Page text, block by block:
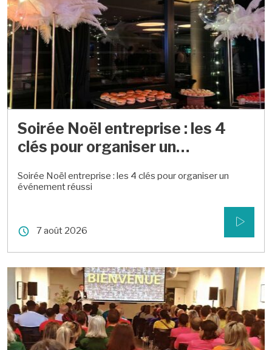
Soirée Noël entreprise : les 4
clés pour organiser un
Soirée Noël entreprise : les 4 clés pour organiser un
événement réussi
7 août 2026